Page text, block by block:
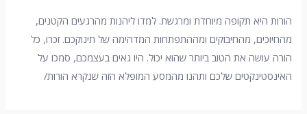
הורות היא תקופה מיוחדת ומרגשת. למדו ליהנות מהרגעים הקטנים,
מהחיוכים, מהחיבוקים ומההתפתחות המדהימה של תינוקכם. זכרו, כל
הורה עושה את הטוב ביותר שהוא יכול. היו גאים בעצמכם, סמכו על
האינסטינקטים שלכם ותהנו מהמסע המופלא הזה שנקרא הורות/